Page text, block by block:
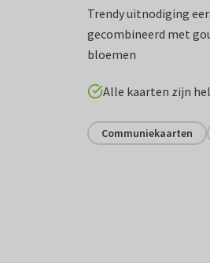
Trendy uitnodiging
gecombineerd met
bloemen
Alle kaarten zijn
Communiekaarten